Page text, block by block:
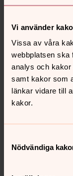
Vi använder
Vissa av våra
webbplatsen ska
analys och kakor
samt kakor som
länkar vidare till
kakor.
Nödvändiga
Xeeda
dso@xeeda.se